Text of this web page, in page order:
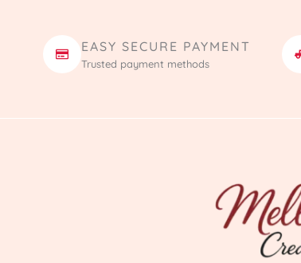
EASY SECURE PAYMENT
Trusted payment methods